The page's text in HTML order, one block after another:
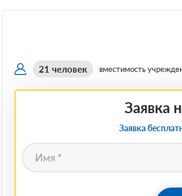
21 человек вместимость
Заявка
Заявка